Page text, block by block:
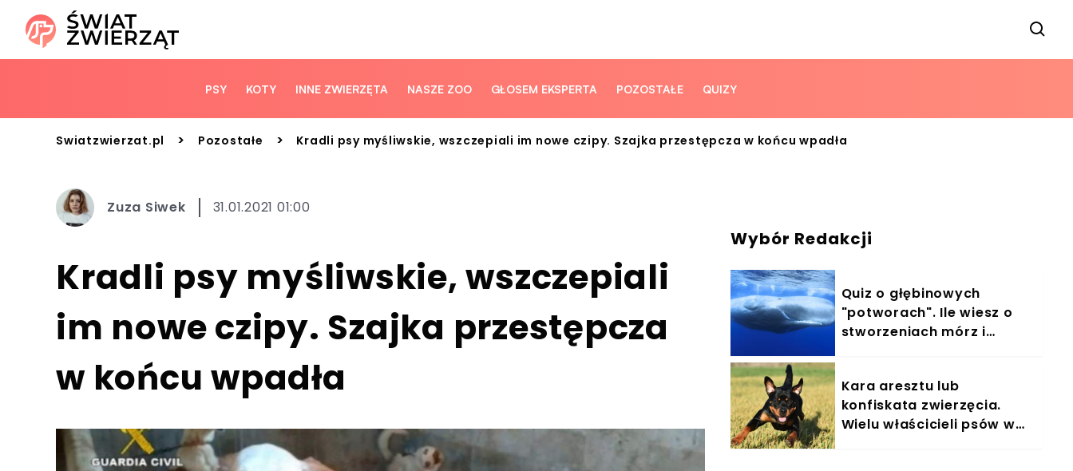
PSY KOTY INNE ZWIERZĘTA NASZE ZOO GŁOSEM EKSPERTA POZOSTAŁE QUIZY
Swiatzwierzat.pl > Pozostałe > Kradli psy myśliwskie, wszczepiali im nowe czipy. Szajka przestępcza w końcu wpadła
Zuza Siwek 31.01.2021 01:00
Kradli psy myśliwskie, wszczepiali
im nowe czipy. Szajka przestępcza
w końcu wpadła
Wybór Redakcji
Quiz o głębinowych
"potworach". Ile wiesz o
stworzeniach mórz i
Kara aresztu lub
konfiskata zwierzęcia.
Wielu właścicieli psów w